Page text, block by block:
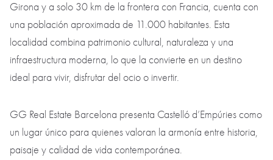
Girona y a solo 30 km de la frontera con Francia, cuenta con
una población aproximada de 11.000 habitantes. Esta
localidad combina patrimonio cultural, naturaleza y una
infraestructura moderna, lo que la convierte en un destino
ideal para vivir, disfrutar del ocio o invertir.
GG Real Estate Barcelona presenta Castelló d’Empúries como
un lugar único para quienes valoran la armonía entre historia,
paisaje y calidad de vida contemporánea.